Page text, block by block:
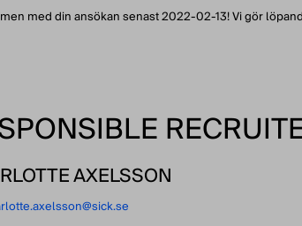
med din ansökan senast 2022-02-13! Vi gör
AXELSSON